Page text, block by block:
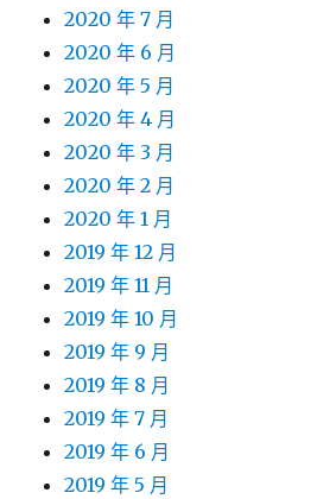
2020 年 7 月
2020 年 6 月
2020 年 5 月
2020 年 4 月
2020 年 3 月
2020 年 2 月
2020 年 1 月
2019 年 12 月
2019 年 11 月
2019 年 10 月
2019 年 9 月
2019 年 8 月
2019 年 7 月
2019 年 6 月
2019 年 5 月